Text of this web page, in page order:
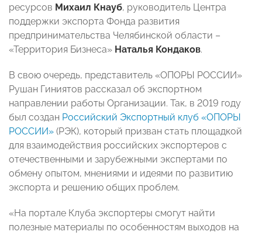
ресурсов Михаил Кнауб, руководитель Центра
поддержки экспорта Фонда развития
предпринимательства Челябинской области –
«Территория Бизнеса» Наталья Кондаков.
В свою очередь, представитель «ОПОРЫ РОССИИ»
Рушан Гиниятов рассказал об экспортном
направлении работы Организации. Так, в 2019 году
был создан Российский Экспортный клуб «ОПОРЫ
РОССИИ» (РЭК), который призван стать площадкой
для взаимодействия российских экспортеров с
отечественными и зарубежными экспертами по
обмену опытом, мнениями и идеями по развитию
экспорта и решению общих проблем.
«На портале Клуба экспортеры смогут найти
полезные материалы по особенностям выходов на